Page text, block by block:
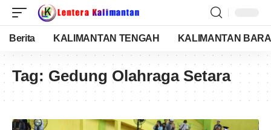
Berita KALIMANTAN TENGAH KALIMANTAN
Tag: Gedung Olahraga Setara